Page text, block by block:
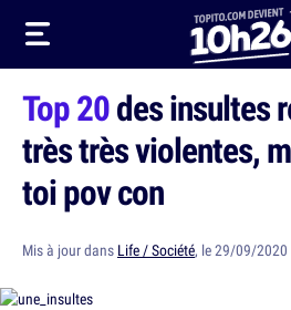
Top 20des insultes
très très violentes,
toi pov con
Mis à jour dans Life / Société, le 29/09/2020